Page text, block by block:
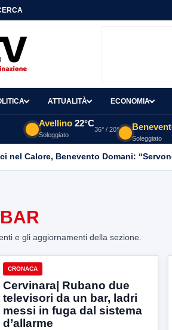
ATTUALITÀ ECONOMIA
Avellino 22°C
Soleggiato
36° / 20°
Soleggiato
nel Calore, Benevento Domani:
e gli aggiornamenti della sezione.
CRONACA
Cervinara| Rubano due
televisori da un bar, ladri
messi in fuga dal sistema
d’allarme